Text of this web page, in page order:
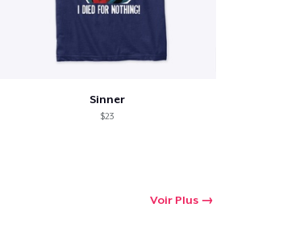
Sinner
$23
Voir Plus